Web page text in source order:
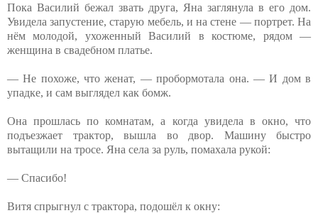
Пока Василий бежал звать друга, Яна заглянула в его дом.
Увидела запустение, старую мебель, и на стене — портрет. На
нём молодой, ухоженный Василий в костюме, рядом —
женщина в свадебном платье.
— Не похоже, что женат, — пробормотала она. — И дом в
упадке, и сам выглядел как бомж.
Она прошлась по комнатам, а когда увидела в окно, что
подъезжает трактор, вышла во двор. Машину быстро
вытащили на тросе. Яна села за руль, помахала рукой:
— Спасибо!
Витя спрыгнул с трактора, подошёл к окну: